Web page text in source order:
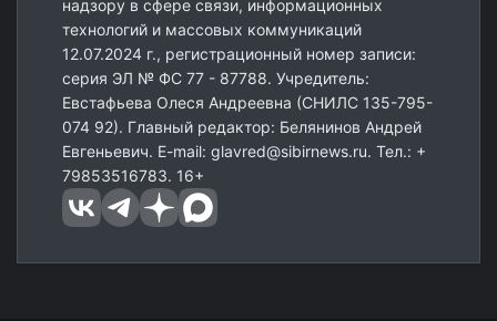
надзору в сфере связи, информационных
технологий и массовых коммуникаций
12.07.2024 г., регистрационный номер записи:
серия ЭЛ № ФС 77 - 87788. Учредитель:
Евстафьева Олеся Андреевна (СНИЛС 135-795-
074 92). Главный редактор: Белянинов Андрей
Евгеньевич. E-mail: glavred@sibirnews.ru. Тел.: +
79853516783. 16+